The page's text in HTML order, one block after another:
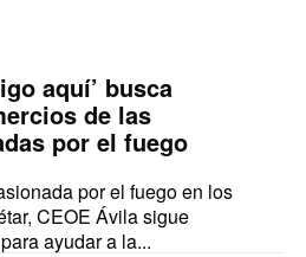
aquí’ busca
de las
por el fuego
por el fuego en los
CEOE Ávila sigue
ayudar a la...